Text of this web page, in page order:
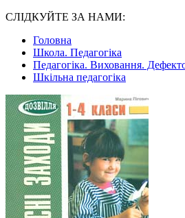
СЛІДКУЙТЕ ЗА НАМИ:
Головна
Школа. Педагогіка
Педагогіка. Виховання.
Шкільна педагогіка